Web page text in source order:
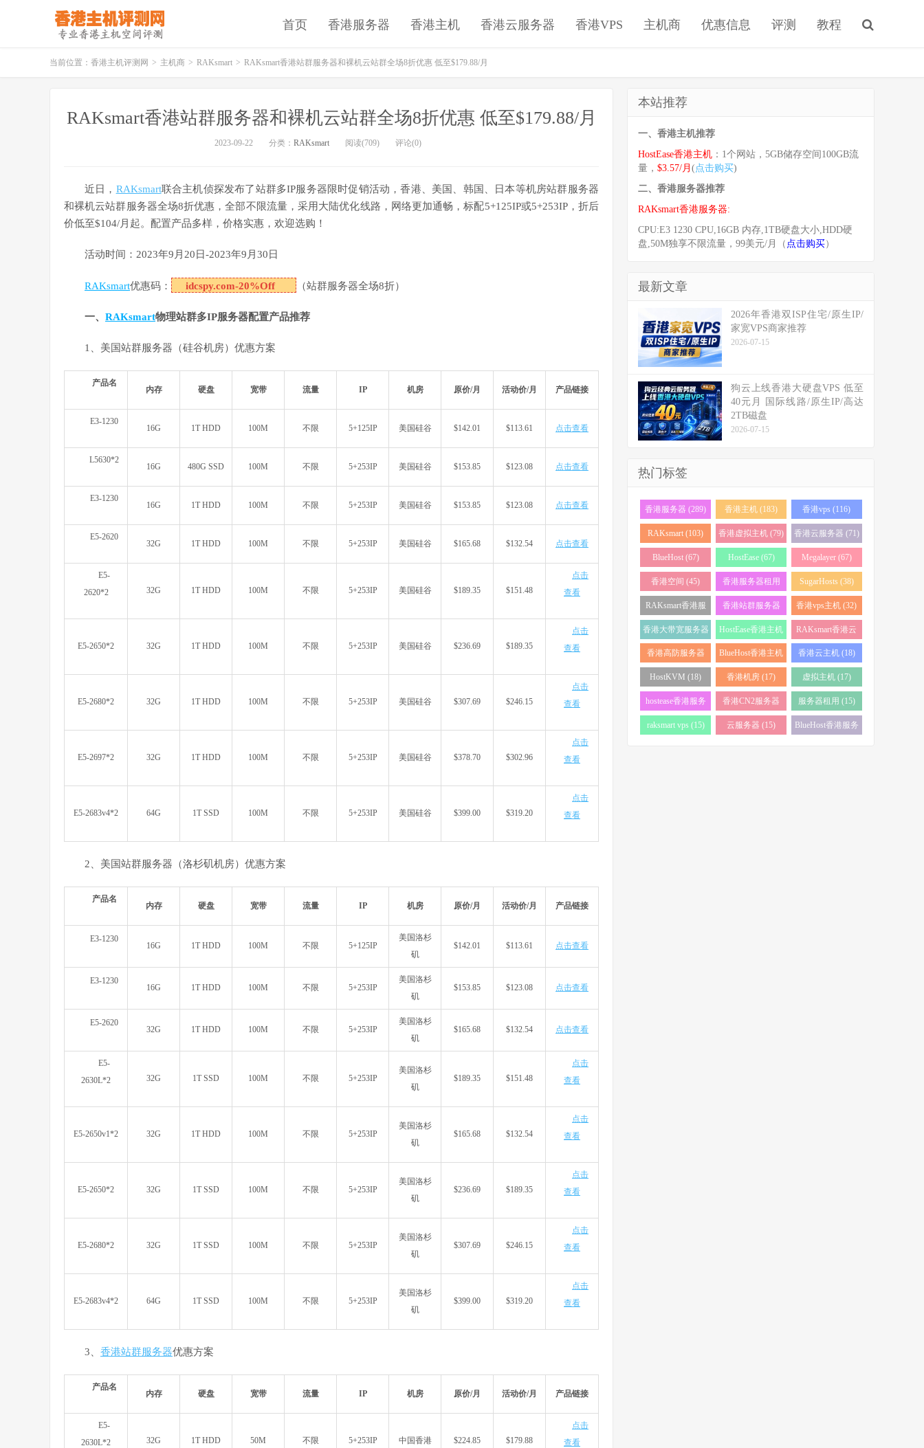
首页 香港服务器 香港主机 香港云服务器 香港VPS 主机商 优惠信息 评测 教程
当前位置： 香港主机评测网 > 主机商 > RAKsmart > RAKsmart香港站群服务器和裸机云站群全场8折优惠 低至$179.88/月
RAKsmart香港站群服务器和裸机云站群全场8折优惠 低至$179.88/月
2023-09-22 分类： RAKsmart 阅读(709) 评论(0)
近日， RAKsmart联合主机侦探发布了站群多IP服务器限时促销活动，香港、美国、韩国、日本等机房站群服务器
和裸机云站群服务器全场8折优惠，全部不限流量，采用大陆优化线路，网络更加通畅，标配5+125IP或5+253IP，折后
价低至$104/月起。配置产品多样，价格实惠，欢迎选购！
活动时间：2023年9月20日-2023年9月30日
RAKsmart优惠码： idcspy.com-20%Off （站群服务器全场8折）
一、 RAKsmart物理站群多IP服务器配置产品推荐
1、美国站群服务器（硅谷机房）优惠方案
产品名
内存 硬盘 宽带 流量 IP 机房 原价/月 活动价/月 产品链接
E3-1230
16G 1T HDD 100M 不限 5+125IP 美国硅谷 $142.01 $113.61 点击查看
L5630*2
16G 480G SSD 100M 不限 5+253IP 美国硅谷 $153.85 $123.08 点击查看
E3-1230
16G 1T HDD 100M 不限 5+253IP 美国硅谷 $153.85 $123.08 点击查看
E5-2620
32G 1T HDD 100M 不限 5+253IP 美国硅谷 $165.68 $132.54 点击查看
E5-
2620*2
32G 1T HDD 100M 不限 5+253IP 美国硅谷 $189.35 $151.48
点击
查看
E5-2650*2 32G 1T HDD 100M 不限 5+253IP 美国硅谷 $236.69 $189.35
点击
查看
E5-2680*2 32G 1T HDD 100M 不限 5+253IP 美国硅谷 $307.69 $246.15
点击
查看
E5-2697*2 32G 1T HDD 100M 不限 5+253IP 美国硅谷 $378.70 $302.96
点击
查看
E5-2683v4*2 64G 1T SSD 100M 不限 5+253IP 美国硅谷 $399.00 $319.20
点击
查看
2、美国站群服务器（洛杉矶机房）优惠方案
产品名
内存 硬盘 宽带 流量 IP 机房 原价/月 活动价/月 产品链接
E3-1230
16G 1T HDD 100M 不限 5+125IP
美国洛杉
矶
$142.01 $113.61 点击查看
E3-1230
16G 1T HDD 100M 不限 5+253IP
美国洛杉
矶
$153.85 $123.08 点击查看
E5-2620
32G 1T HDD 100M 不限 5+253IP
美国洛杉
矶
$165.68 $132.54 点击查看
E5-
2630L*2
32G 1T SSD 100M 不限 5+253IP
美国洛杉
矶
$189.35 $151.48
点击
查看
E5-2650v1*2 32G 1T HDD 100M 不限 5+253IP
美国洛杉
矶
$165.68 $132.54
点击
查看
E5-2650*2 32G 1T SSD 100M 不限 5+253IP
美国洛杉
矶
$236.69 $189.35
点击
查看
E5-2680*2 32G 1T SSD 100M 不限 5+253IP
美国洛杉
矶
$307.69 $246.15
点击
查看
E5-2683v4*2 64G 1T SSD 100M 不限 5+253IP
美国洛杉
矶
$399.00 $319.20
点击
查看
3、 香港站群服务器优惠方案
产品名
内存 硬盘 宽带 流量 IP 机房 原价/月 活动价/月 产品链接
E5-
2630L*2
32G 1T HDD 50M 不限 5+253IP 中国香港 $224.85 $179.88
点击
查看
本站推荐
一、香港主机推荐
HostEase香港主机 ：1个网站，5GB储存空间100GB流
量， $3.57/月 ( 点击购买)
二、香港服务器推荐
RAKsmart香港服务器:
CPU:E3 1230 CPU,16GB 内存,1TB硬盘大小,HDD硬
盘,50M独享不限流量，99美元/月（ 点击购买）
最新文章
2026年香港双ISP住宅/原生IP/
家宽VPS商家推荐
2026-07-15
狗云上线香港大硬盘VPS 低至
40元月 国际线路/原生IP/高达
2TB磁盘
2026-07-15
热门标签
香港服务器 (289) 香港主机 (183) 香港vps (116)
RAKsmart (103) 香港虚拟主机 (79) 香港云服务器 (71)
BlueHost (67) HostEase (67) Megalayer (67)
香港空间 (45)
香港服务器租用
(43)
SugarHosts (38)
RAKsmart香港服
务器 (38)
香港站群服务器
(34)
香港vps主机 (32)
香港大带宽服务器
(32)
HostEase香港主机
(28)
RAKsmart香港云
服务器 (23)
香港高防服务器
(22)
BlueHost香港主机
(21)
香港云主机 (18)
HostKVM (18) 香港机房 (17) 虚拟主机 (17)
hostease香港服务
器 (17)
香港CN2服务器
(17)
服务器租用 (15)
raksmart vps (15) 云服务器 (15)
BlueHost香港服务